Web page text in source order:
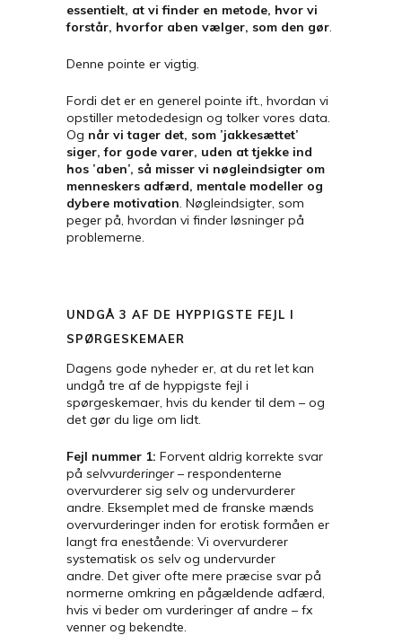
essentielt, at vi finder en metode, hvor vi
forstår, hvorfor aben vælger, som den gør.
Denne pointe er vigtig.
Fordi det er en generel pointe ift., hvordan vi
opstiller metodedesign og tolker vores data.
Og når vi tager det, som ’jakkesættet’
siger, for gode varer, uden at tjekke ind
hos ’aben’, så misser vi nøgleindsigter om
menneskers adfærd, mentale modeller og
dybere motivation. Nøgleindsigter, som
peger på, hvordan vi finder løsninger på
problemerne.
UNDGÅ 3 AF DE HYPPIGSTE FEJL I
SPØRGESKEMAER
Dagens gode nyheder er, at du ret let kan
undgå tre af de hyppigste fejl i
spørgeskemaer, hvis du kender til dem – og
det gør du lige om lidt.
Fejl nummer 1: Forvent aldrig korrekte svar
på selvvurderinger– respondenterne
overvurderer sig selv og undervurderer
andre. Eksemplet med de franske mænds
overvurderinger inden for erotisk formåen er
langt fra enestående: Vi overvurderer
systematisk os selv og undervurder
andre. Det giver ofte mere præcise svar på
normerne omkring en pågældende adfærd,
hvis vi beder om vurderinger af andre – fx
venner og bekendte.